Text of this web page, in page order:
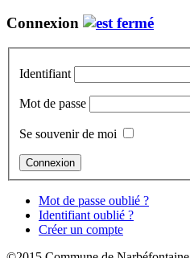
Connexion
Identifiant
Mot de passe
Se souvenir de moi
Mot de passe oublié ?
Identifiant oublié ?
Créer un compte